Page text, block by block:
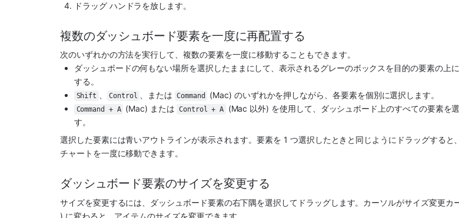
ドラッグ ハンドラを放します。
複数のダッシュボード要素を一度に再配置する
次のいずれかの方法を実行して、複数の要素を一度に移動することもできます。
ダッシュボードの何もない場所を選択したままにして、表示されるグレーのボックスを目的の要素の上
する。
Shift Control 、または Command (Mac) のいずれかを押しながら、各要素を個別に選択します。
Command + A (Mac) または Control + A
(Mac 以外) を使用して、ダッシュボード上のすべての要素を
す。
選択した要素には青いアウトラインが表示されます。要素を 1 つ選択したときと同じようにドラッグすると
チャートを一度に移動できます。
ダッシュボード要素のサイズを変更する
サイズを変更するには、ダッシュボード要素の右下隅を選択してドラッグします。カーソルがサイズ変更カ
) に変わると、アイテムのサイズを変更できます。